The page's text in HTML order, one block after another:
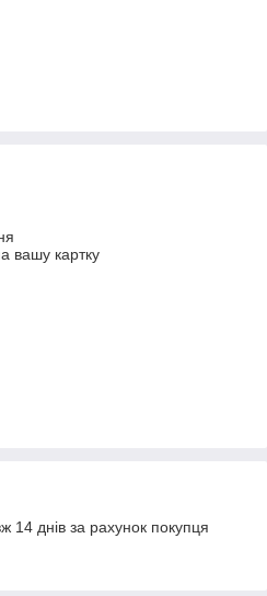
вашу картку
14 днів за рахунок покупця